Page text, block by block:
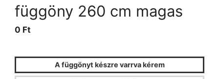
függöny 260 cm magas
0 Ft
A függönyt készre varrva kérem